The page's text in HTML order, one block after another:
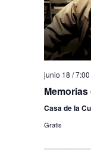
junio 18 / 7:00
Casa de la
Gratis